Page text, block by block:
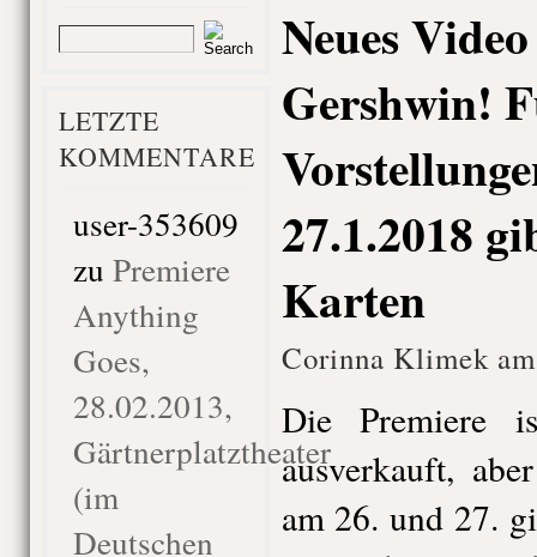
LETZTE
KOMMENTARE
user-353609
zu Premiere
Anything
Goes,
28.02.2013,
Gärtnerplatztheater
(im
Deutschen
Neues
Gershwin!
27.1.2018
Karten
Corinna Klimek
Die Premiere
ausverkauft,
am 26. und 27.